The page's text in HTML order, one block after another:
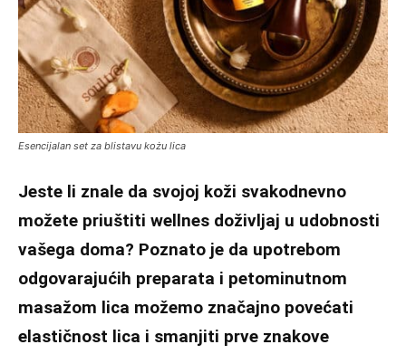
Esencijalan set za blistavu kożu lica
Jeste li znale da svojoj koži svakodnevno
možete priuštiti wellnes doživljaj u udobnosti
vašega doma? Poznato je da upotrebom
odgovarajućih preparata i petominutnom
masažom lica možemo značajno povećati
elastičnost lica i smanjiti prve znakove